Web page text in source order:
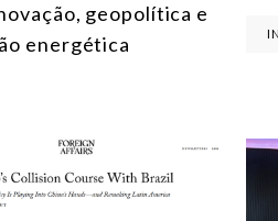
geopolítica e
energética